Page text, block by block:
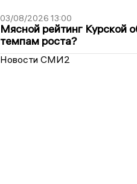
03/08/2026 13:00
Мясной рейтинг Курской
темпам роста?
Новости СМИ2